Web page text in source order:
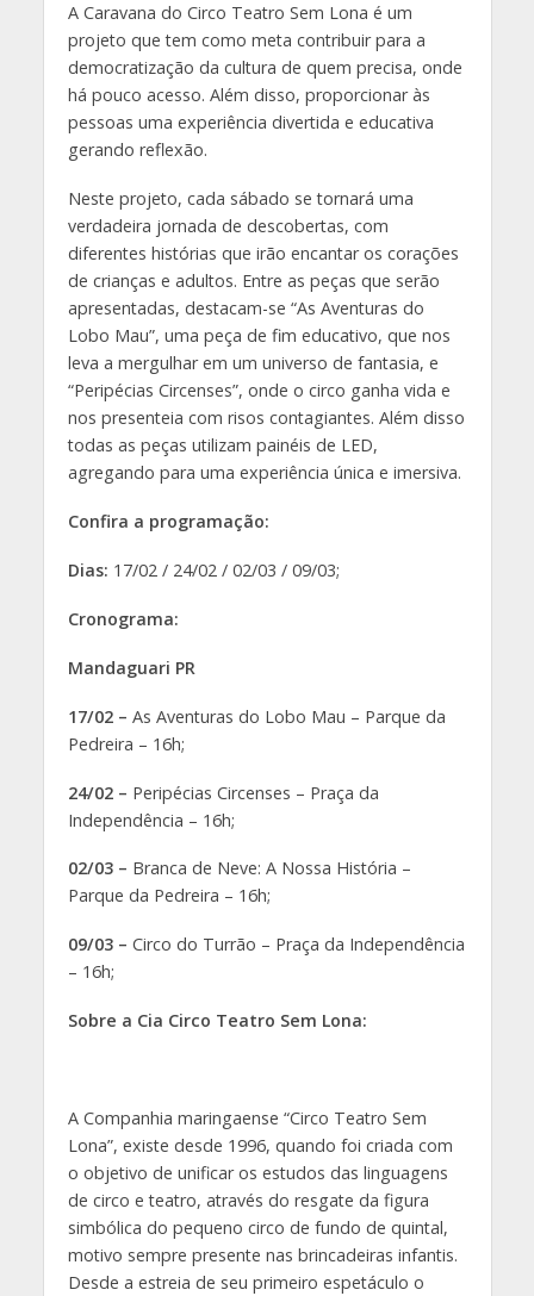
A Caravana do Circo Teatro Sem Lona é um
projeto que tem como meta contribuir para a
democratização da cultura de quem precisa, onde
há pouco acesso. Além disso, proporcionar às
pessoas uma experiência divertida e educativa
gerando reflexão.
Neste projeto, cada sábado se tornará uma
verdadeira jornada de descobertas, com
diferentes histórias que irão encantar os corações
de crianças e adultos. Entre as peças que serão
apresentadas, destacam-se “As Aventuras do
Lobo Mau”, uma peça de fim educativo, que nos
leva a mergulhar em um universo de fantasia, e
“Peripécias Circenses”, onde o circo ganha vida e
nos presenteia com risos contagiantes. Além disso
todas as peças utilizam painéis de LED,
agregando para uma experiência única e imersiva.
Confira a programação:
Dias: 17/02 / 24/02 / 02/03 / 09/03;
Cronograma:
Mandaguari PR
17/02 – As Aventuras do Lobo Mau – Parque da
Pedreira – 16h;
24/02 – Peripécias Circenses – Praça da
Independência – 16h;
02/03 – Branca de Neve: A Nossa História –
Parque da Pedreira – 16h;
09/03 – Circo do Turrão – Praça da Independência
– 16h;
Sobre a Cia Circo Teatro Sem Lona:
A Companhia maringaense “Circo Teatro Sem
Lona”, existe desde 1996, quando foi criada com
o objetivo de unificar os estudos das linguagens
de circo e teatro, através do resgate da figura
simbólica do pequeno circo de fundo de quintal,
motivo sempre presente nas brincadeiras infantis.
Desde a estreia de seu primeiro espetáculo o